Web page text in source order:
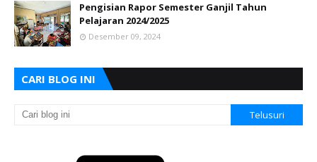
Pengisian Rapor Semester Ganjil Tahun
Pelajaran 2024/2025
Desember 09, 2024
CARI BLOG INI